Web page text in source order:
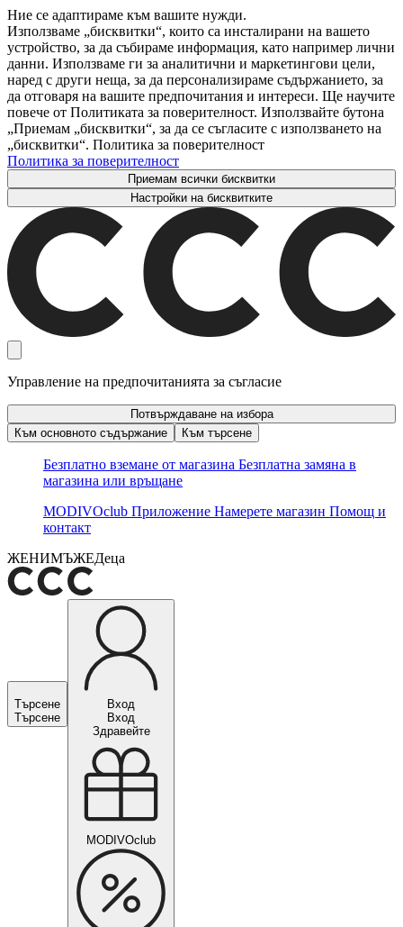
Ние се адаптираме към вашите нужди.
Използваме „бисквитки“, които са инсталирани на вашето
устройство, за да събираме информация, като например лични
данни. Използваме ги за аналитични и маркетингови цели,
наред с други неща, за да персонализираме съдържанието, за
да отговаря на вашите предпочитания и интереси. Ще научите
повече от Политиката за поверителност. Използвайте бутона
„Приемам „бисквитки“, за да се съгласите с използването на
„бисквитки“. Политика за поверителност
Политика за поверителност
Приемам всички бисквитки
Настройки на бисквитките
Управление на предпочитанията за съгласие
Потвърждаване на избора
Към основното съдържание
Към търсене
Безплатно вземане от магазина Безплатна замяна в
магазина или връщане
MODIVOclub Приложение Намерете магазин Помощ и
контакт
ЖЕНИМЪЖЕДеца
Търсене
Търсене
Вход
Вход
Здравейте
MODIVOclub